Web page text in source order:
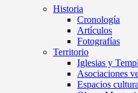
Historia
Cronología
Artículos
Fotografías
Territorio
Iglesias y
Asociaciones
Espacios